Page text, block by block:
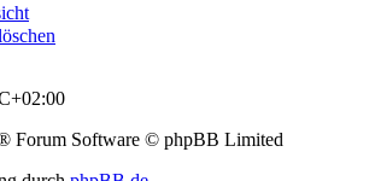
Forum Software © phpBB Limited